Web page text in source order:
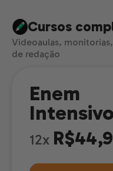
Cursos
Videoaulas,
de redação
Enem
Intensivo
12x